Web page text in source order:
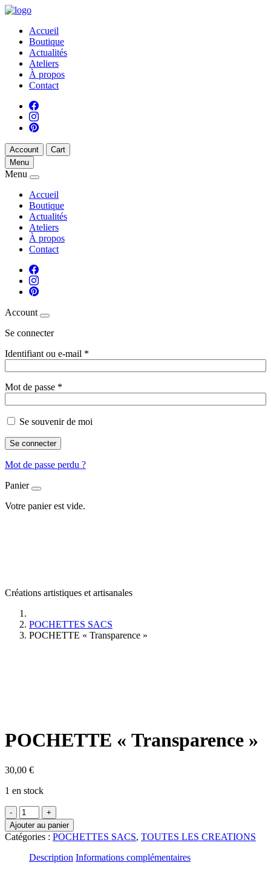
Accueil
Boutique
Actualités
Ateliers
À propos
Contact
Account
Cart
Menu
Menu
Accueil
Boutique
Actualités
Ateliers
À propos
Contact
Account
Se connecter
Identifiant ou e-mail *
Mot de passe *
Se souvenir de moi
Se connecter
Mot de passe perdu ?
Panier
Votre panier est vide.
Créations artistiques et artisanales
POCHETTES SACS
POCHETTE « Transparence »
POCHETTE « Transparence »
30,00 €
1 en stock
-
quantité
de
POCHETTE
"Transparence"
+
Ajouter au panier
Catégories : POCHETTES SACS, TOUTES LES CREATIONS
Description Informations complémentaires